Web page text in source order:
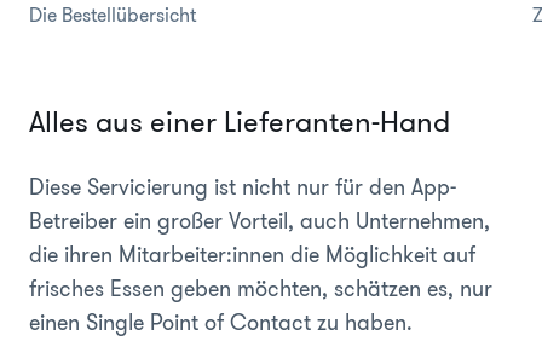
Die Bestellübersicht
Alles aus einer Lieferanten-Hand
Diese Servicierung ist nicht nur für den App-
Betreiber ein großer Vorteil, auch Unternehmen,
die ihren Mitarbeiter:innen die Möglichkeit auf
frisches Essen geben möchten, schätzen es, nur
einen Single Point of Contact zu haben.